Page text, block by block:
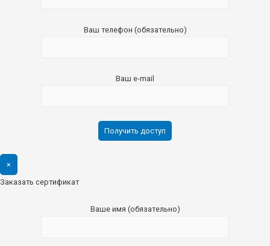
Ваш телефон (обязательно)
Ваш e-mail
×
Заказать сертификат
Ваше имя (обязательно)